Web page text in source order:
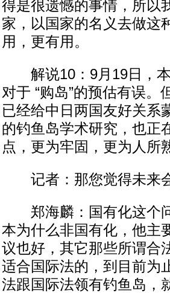
得是很遗憾的事情，所以
家，以国家的名义去做这
用，更有用。
解说10：9月19日，本
对于 “购岛”的预估有误。
已经给中日两国友好关系
的钓鱼岛学术研究，也正
点，更为牢固，更为人所
记者：那您觉得未来
郑海麟：国有化这个问
本为什么非国有化，他主
议也好，其它那些所谓合
适合国际法的，到目前为
法跟国际法领有钓鱼岛，